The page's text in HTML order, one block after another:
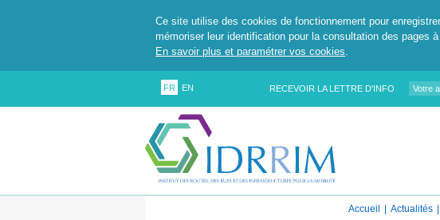
Ce site utilise des cookies de fonctionnement pour
mémoriser leur identification pour la consultation des pages
En savoir plus et paramétrer vos cookies
FR EN RECEVOIR LA LETTRE D'INFO
Accueil Actualités